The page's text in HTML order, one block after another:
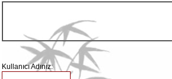
Kullanıcı Adınız: